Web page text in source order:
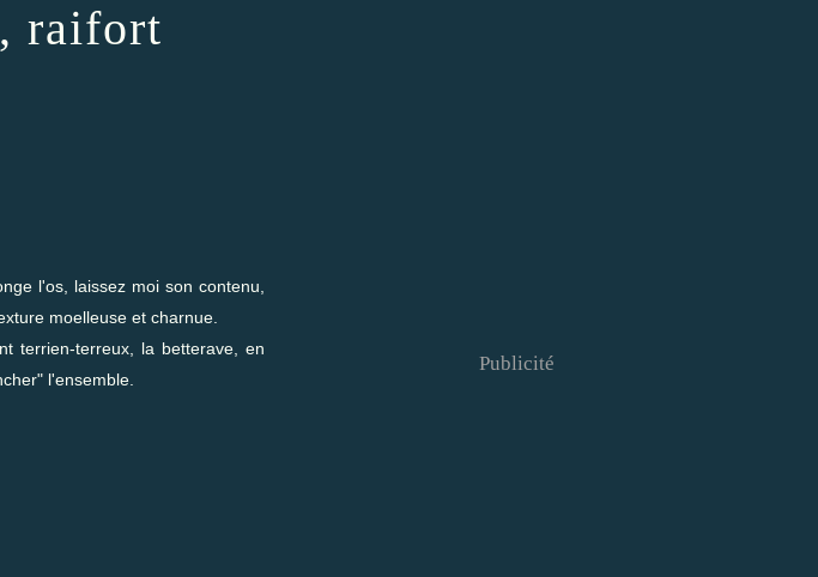
raifort
l'os, laissez moi son contenu,
moelleuse et charnue.
terrien-terreux, la betterave, en
l'ensemble.
Publicité